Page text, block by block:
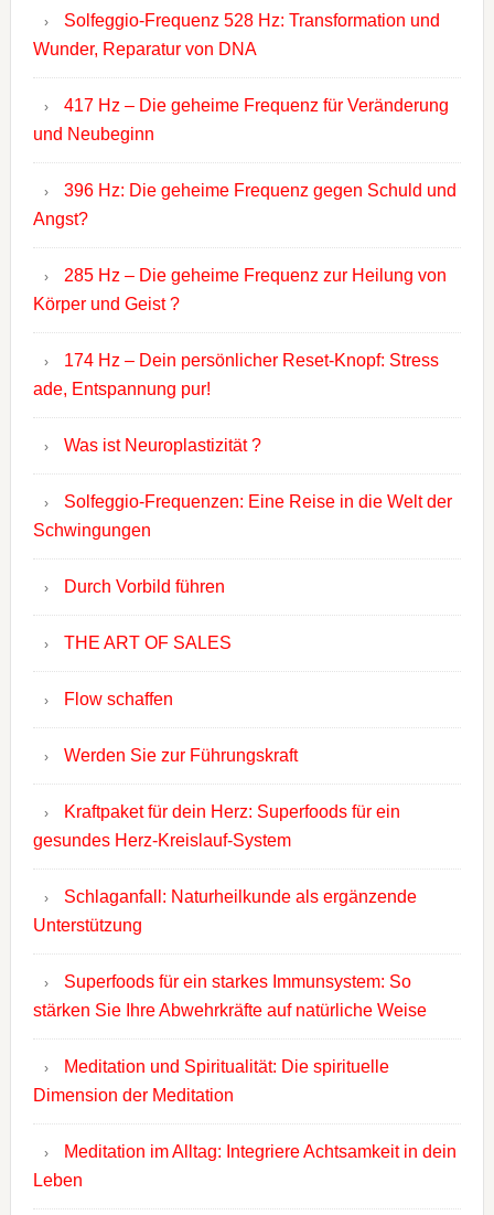
Solfeggio-Frequenz 528 Hz: Transformation und
Wunder, Reparatur von DNA
417 Hz – Die geheime Frequenz für Veränderung
und Neubeginn
396 Hz: Die geheime Frequenz gegen Schuld und
Angst?
285 Hz – Die geheime Frequenz zur Heilung von
Körper und Geist ?
174 Hz – Dein persönlicher Reset-Knopf: Stress
ade, Entspannung pur!
Was ist Neuroplastizität ?
Solfeggio-Frequenzen: Eine Reise in die Welt der
Schwingungen
Durch Vorbild führen
THE ART OF SALES
Flow schaffen
Werden Sie zur Führungskraft
Kraftpaket für dein Herz: Superfoods für ein
gesundes Herz-Kreislauf-System
Schlaganfall: Naturheilkunde als ergänzende
Unterstützung
Superfoods für ein starkes Immunsystem: So
stärken Sie Ihre Abwehrkräfte auf natürliche Weise
Meditation und Spiritualität: Die spirituelle
Dimension der Meditation
Meditation im Alltag: Integriere Achtsamkeit in dein
Leben